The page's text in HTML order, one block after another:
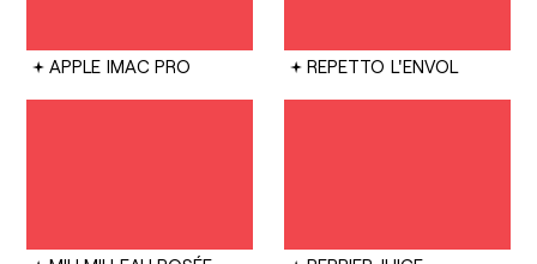
APPLE IMAC PRO REPETTO L'ENVOL